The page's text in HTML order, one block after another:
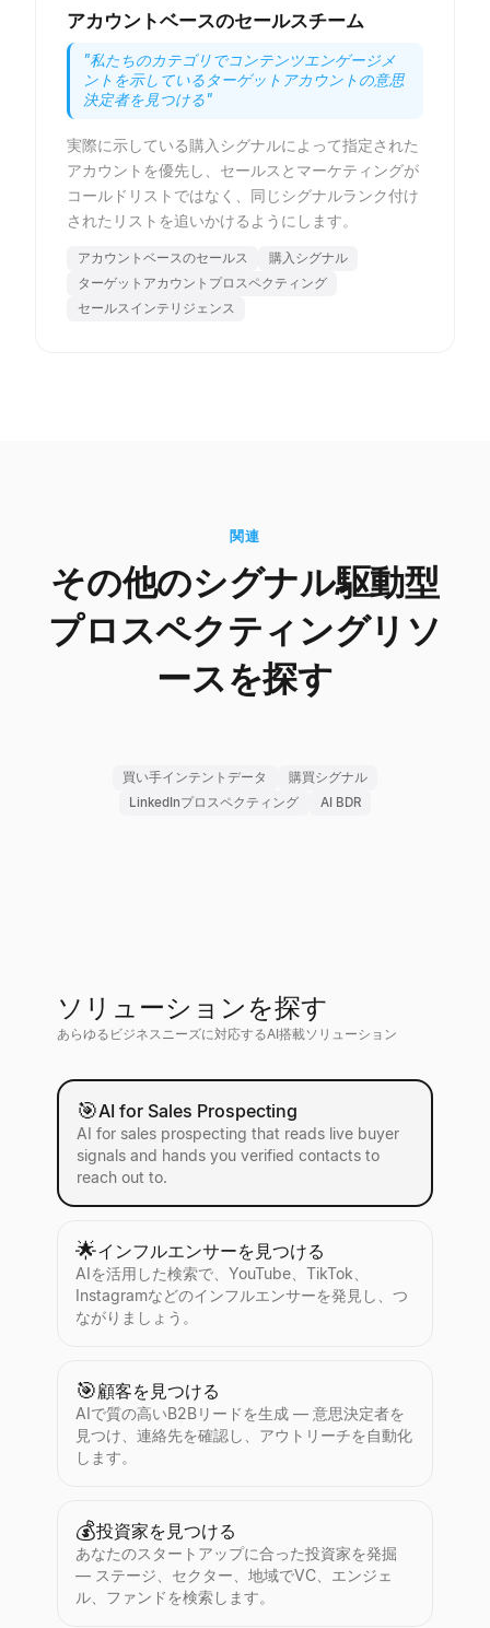
アカウントベースのセールスチーム
"私たちのカテゴリでコンテンツエンゲージメ
ントを示しているターゲットアカウントの意思
決定者を見つける"
実際に示している購入シグナルによって指定された
アカウントを優先し、セールスとマーケティングが
コールドリストではなく、同じシグナルランク付け
されたリストを追いかけるようにします。
アカウントベースのセールス
購入シグナル
ターゲットアカウントプロスペクティング
セールスインテリジェンス
関連
その他のシグナル駆動型
プロスペクティングリソ
ースを探す
買い手インテントデータ
購買シグナル
LinkedInプロスペクティング
AI BDR
ソリューションを探す
あらゆるビジネスニーズに対応するAI搭載ソリューション
🎯AI for Sales Prospecting
AI for sales prospecting that reads live buyer
signals and hands you verified contacts to
reach out to.
🌟インフルエンサーを見つける
AIを活用した検索で、YouTube、TikTok、
Instagramなどのインフルエンサーを発見し、つ
ながりましょう。
🎯顧客を見つける
AIで質の高いB2Bリードを生成 — 意思決定者を
見つけ、連絡先を確認し、アウトリーチを自動化
します。
💰投資家を見つける
あなたのスタートアップに合った投資家を発掘
— ステージ、セクター、地域でVC、エンジェ
ル、ファンドを検索します。